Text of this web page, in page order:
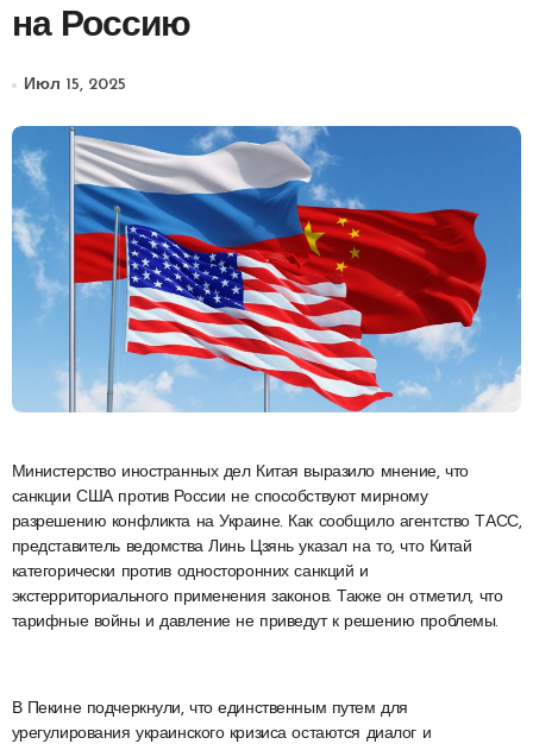
на Россию
Июл 15, 2025
Министерство иностранных дел Китая выразило мнение, что
санкции США против России не способствуют мирному
разрешению конфликта на Украине. Как сообщило агентство ТАСС,
представитель ведомства Линь Цзянь указал на то, что Китай
категорически против односторонних санкций и
экстерриториального применения законов. Также он отметил, что
тарифные войны и давление не приведут к решению проблемы.
В Пекине подчеркнули, что единственным путем для
урегулирования украинского кризиса остаются диалог и